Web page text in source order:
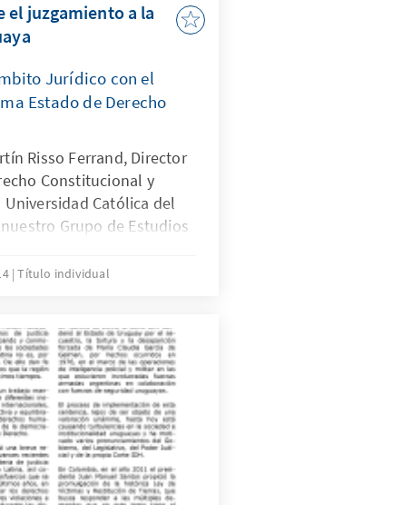
el juzgamiento a la
Jurídico con el
Estado de Derecho
Risso Ferrand, Director
Constitucional y
Católica del
Grupo de Estudios
avances y retos de la
Humanos, en el caso
Título individual